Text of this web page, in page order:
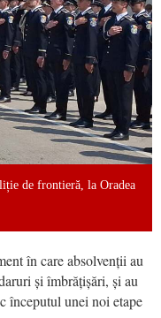
de frontieră, la Oradea
în care absolvenții au
și îmbrățișări, și au
începutul unei noi etape